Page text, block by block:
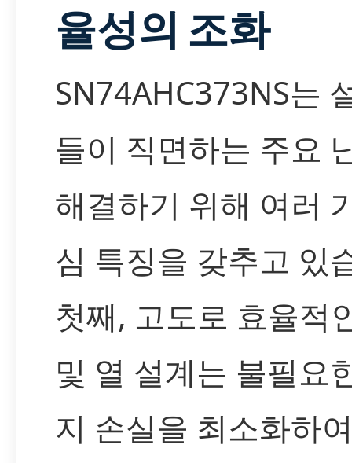
율성의 조화
SN74AHC373NS는
들이 직면하는 주요
해결하기 위해 여러
심 특징을 갖추고 있
첫째, 고도로 효율적
및 열 설계는 불필요
지 손실을 최소화하